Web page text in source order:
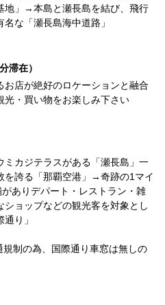
地」→本島と瀬長島を結び、飛行
な「瀬長島海中道路」
滞在）
お店が絶好のロケーションと融合
光・買い物をお楽しみ下さい
ミカジテラスがある「瀬長島」一
を誇る「那覇空港」→奇跡の1マイ
ありデパート・レストラン・雑
ョップなどの観光客を対象とし
り」
制の為、国際通り車窓は無しの